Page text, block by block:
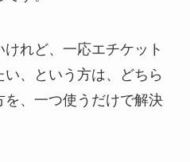
れど、一応エチケット
、という方は、どちら
、一つ使うだけで解決